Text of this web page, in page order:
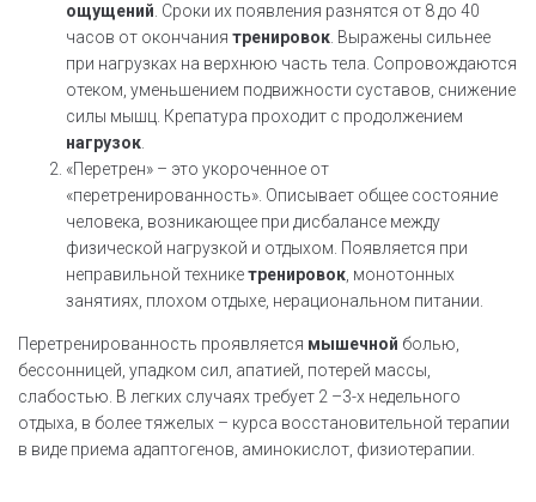
ощущений . Сроки их появления разнятся от 8 до 40
часов от окончания тренировок . Выражены сильнее
при нагрузках на верхнюю часть тела. Сопровождаются
отеком, уменьшением подвижности суставов, снижение
силы мышц. Крепатура проходит с продолжением
нагрузок
«Перетрен» – это укороченное от
«перетренированность». Описывает общее состояние
человека, возникающее при дисбалансе между
физической нагрузкой и отдыхом. Появляется при
неправильной техникетренировок , монотонных
занятиях, плохом отдыхе, нерациональном питании.
Перетренированность проявляется мышечной болью,
бессонницей, упадком сил, апатией, потерей массы,
слабостью. В легких случаях требует 2 –3-х недельного
отдыха, в более тяжелых – курса восстановительной терапии
в виде приема адаптогенов, аминокислот, физиотерапии.